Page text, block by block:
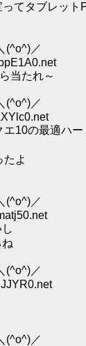
てタブレット
(^o^)／
当たれ～
(^o^)／
10の最適ハ
たよ
(^o^)／
(^o^)／
(^o^)／